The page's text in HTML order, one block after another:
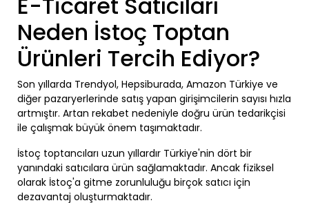
Neden İstoç Toptan
Ürünleri Tercih Ediyor?
Son yıllarda Trendyol, Hepsiburada, Amazon Türkiye ve
diğer pazaryerlerinde satış yapan girişimcilerin sayısı hızla
artmıştır. Artan rekabet nedeniyle doğru ürün tedarikçisi
ile çalışmak büyük önem taşımaktadır.
İstoç toptancıları uzun yıllardır Türkiye'nin dört bir
yanındaki satıcılara ürün sağlamaktadır. Ancak fiziksel
olarak İstoç'a gitme zorunluluğu birçok satıcı için
dezavantaj oluşturmaktadır.